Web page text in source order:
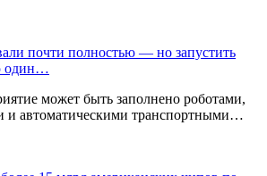
почти полностью — но запустить
один…
может быть заполнено роботами,
и автоматическими транспортными…